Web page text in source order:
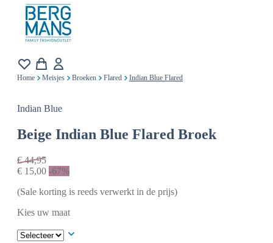
Home Meisjes Broeken Flared Indian Blue Flared
Indian Blue
Beige Indian Blue Flared Broek
€44,95
€ 15,00 -67%
(Sale korting is reeds verwerkt in de prijs)
Kies uw maat